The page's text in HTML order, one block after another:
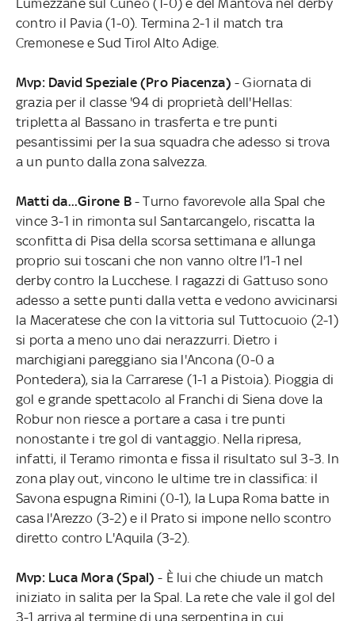
contro il Pavia (1-0). Termina 2-1 il match tra
Cremonese e Sud Tirol Alto Adige.
Mvp: David Speziale (Pro Piacenza) - Giornata di
grazia per il classe '94 di proprietà dell'Hellas:
tripletta al Bassano in trasferta e tre punti
pesantissimi per la sua squadra che adesso si trova
a un punto dalla zona salvezza.
Matti da...Girone B- Turno favorevole alla Spal che
vince 3-1 in rimonta sul Santarcangelo, riscatta la
sconfitta di Pisa della scorsa settimana e allunga
proprio sui toscani che non vanno oltre l'1-1 nel
derby contro la Lucchese. I ragazzi di Gattuso sono
adesso a sette punti dalla vetta e vedono avvicinarsi
la Maceratese che con la vittoria sul Tuttocuoio (2-1)
si porta a meno uno dai nerazzurri. Dietro i
marchigiani pareggiano sia l'Ancona (0-0 a
Pontedera), sia la Carrarese (1-1 a Pistoia). Pioggia di
gol e grande spettacolo al Franchi di Siena dove la
Robur non riesce a portare a casa i tre punti
nonostante i tre gol di vantaggio. Nella ripresa,
infatti, il Teramo rimonta e fissa il risultato sul 3-3. In
zona play out, vincono le ultime tre in classifica: il
Savona espugna Rimini (0-1), la Lupa Roma batte in
casa l'Arezzo (3-2) e il Prato si impone nello scontro
diretto contro L'Aquila (3-2).
Mvp: Luca Mora (Spal) - È lui che chiude un match
iniziato in salita per la Spal. La rete che vale il gol del
3-1 arriva al termine di una serpentina in cui